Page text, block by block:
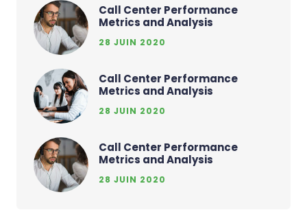
Call Center Performance
Metrics and Analysis
28 JUIN 2020
Call Center Performance
Metrics and Analysis
28 JUIN 2020
Call Center Performance
Metrics and Analysis
28 JUIN 2020